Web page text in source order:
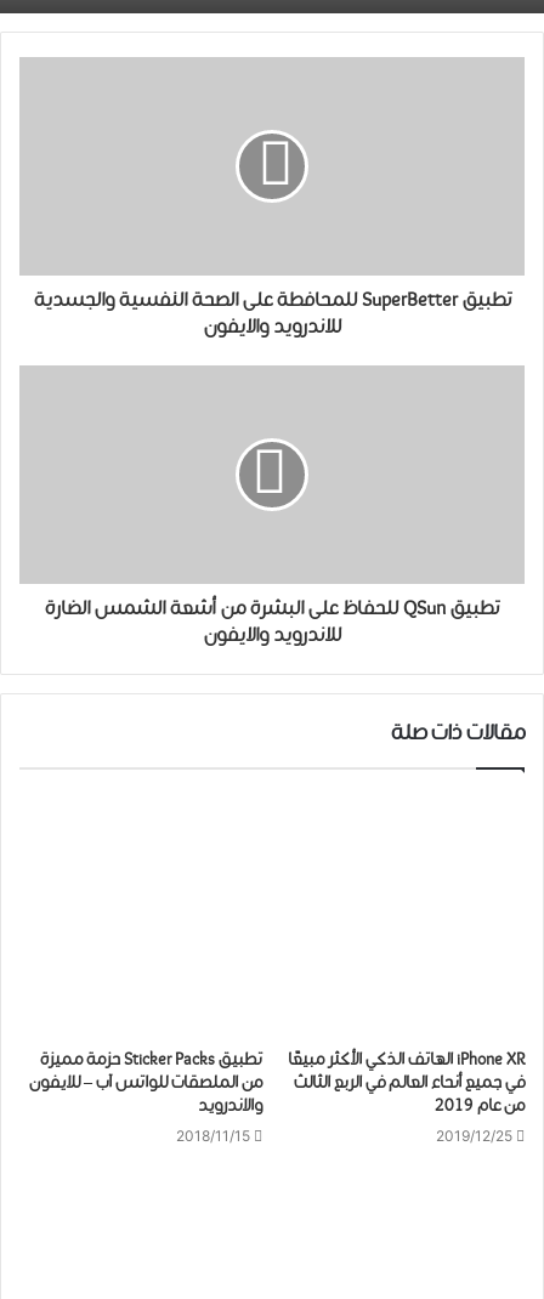
تطبيق SuperBetter للمحافطة على الصحة النفسية والجسدية
للاندرويد والايفون
تطبيق QSun للحفاظ على البشرة من أشعة الشمس الضارة
للاندرويد والايفون
مقالات ذات صلة
iPhone XR الهاتف الذكي الأكثر مبيعًا
في جميع أنحاء العالم في الربع الثالث
من عام 2019
2019/12/25
تطبيق Sticker Packs حزمة مميزة
من الملصقات للواتس آب – للايفون
والاندرويد
2018/11/15